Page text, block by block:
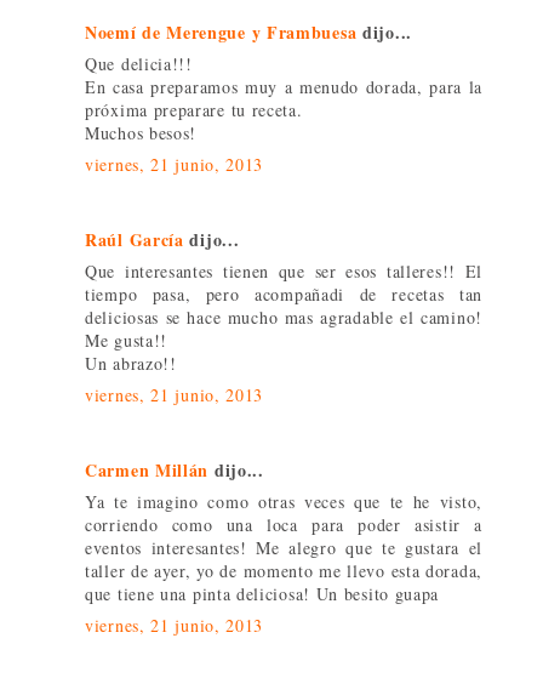
Noemí de Merengue y Frambuesa dijo...
Que delicia!!!
En casa preparamos muy a menudo dorada, para la
próxima preparare tu receta.
Muchos besos!
viernes, 21 junio, 2013
Raúl García dijo...
Que interesantes tienen que ser esos talleres!! El
tiempo pasa, pero acompañadi de recetas tan
deliciosas se hace mucho mas agradable el camino!
Me gusta!!
Un abrazo!!
viernes, 21 junio, 2013
Carmen Millán dijo...
Ya te imagino como otras veces que te he visto,
corriendo como una loca para poder asistir a
eventos interesantes! Me alegro que te gustara el
taller de ayer, yo de momento me llevo esta dorada,
que tiene una pinta deliciosa! Un besito guapa
viernes, 21 junio, 2013